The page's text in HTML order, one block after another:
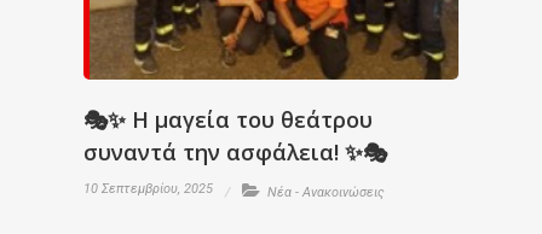
🎭✨ Η μαγεία του θεάτρου
συναντά την ασφάλεια! ✨🎭
10 Σεπτεμβρίου, 2025 Νέα - Ανακοινώσεις